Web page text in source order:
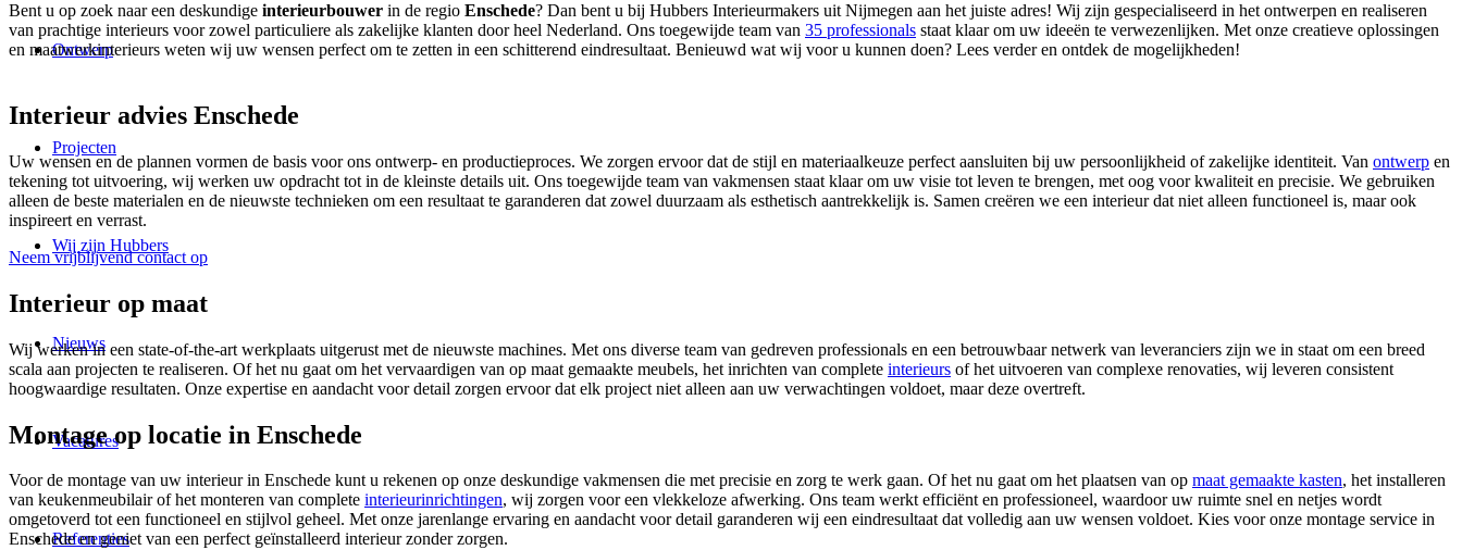
Ontwerp
Projecten
Wij zijn Hubbers
Nieuws
Vacatures
Referenties
Bent u op zoek naar een deskundige interieurbouwer in de regio Enschede? Dan bent u bij Hubbers Interieurmakers uit Nijmegen aan het juiste adres! Wij zijn gespecialiseerd in het ontwerpen en realiseren
van prachtige interieurs voor zowel particuliere als zakelijke klanten door heel Nederland. Ons toegewijde team van 35 professionals staat klaar om uw ideeën te verwezenlijken. Met onze creatieve oplossingen
en maatwerkinterieurs weten wij uw wensen perfect om te zetten in een schitterend eindresultaat. Benieuwd wat wij voor u kunnen doen? Lees verder en ontdek de mogelijkheden!
Interieur advies Enschede
Uw wensen en de plannen vormen de basis voor ons ontwerp- en productieproces. We zorgen ervoor dat de stijl en materiaalkeuze perfect aansluiten bij uw persoonlijkheid of zakelijke identiteit. Van ontwerp en
tekening tot uitvoering, wij werken uw opdracht tot in de kleinste details uit. Ons toegewijde team van vakmensen staat klaar om uw visie tot leven te brengen, met oog voor kwaliteit en precisie. We gebruiken
alleen de beste materialen en de nieuwste technieken om een resultaat te garanderen dat zowel duurzaam als esthetisch aantrekkelijk is. Samen creëren we een interieur dat niet alleen functioneel is, maar ook
inspireert en verrast.
Neem vrijblijvend contact op
Interieur op maat
Wij werken in een state-of-the-art werkplaats uitgerust met de nieuwste machines. Met ons diverse team van gedreven professionals en een betrouwbaar netwerk van leveranciers zijn we in staat om een breed
scala aan projecten te realiseren. Of het nu gaat om het vervaardigen van op maat gemaakte meubels, het inrichten van complete interieurs of het uitvoeren van complexe renovaties, wij leveren consistent
hoogwaardige resultaten. Onze expertise en aandacht voor detail zorgen ervoor dat elk project niet alleen aan uw verwachtingen voldoet, maar deze overtreft.
Montage op locatie in Enschede
Voor de montage van uw interieur in Enschede kunt u rekenen op onze deskundige vakmensen die met precisie en zorg te werk gaan. Of het nu gaat om het plaatsen van op maat gemaakte kasten, het installeren
van keukenmeubilair of het monteren van complete interieurinrichtingen, wij zorgen voor een vlekkeloze afwerking. Ons team werkt efficiënt en professioneel, waardoor uw ruimte snel en netjes wordt
omgetoverd tot een functioneel en stijlvol geheel. Met onze jarenlange ervaring en aandacht voor detail garanderen wij een eindresultaat dat volledig aan uw wensen voldoet. Kies voor onze montage service in
Enschede en geniet van een perfect geïnstalleerd interieur zonder zorgen.